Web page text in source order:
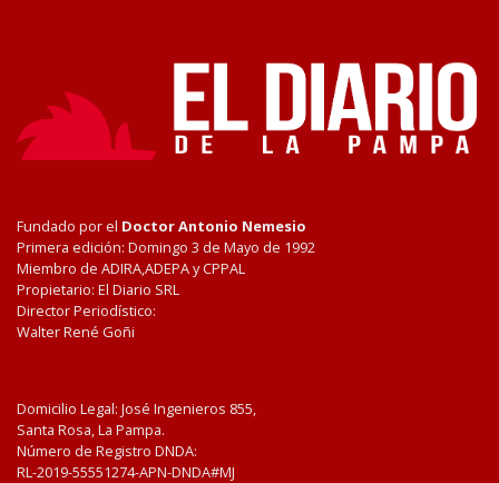
Fundado por el Doctor Antonio Nemesio
Primera edición: Domingo 3 de Mayo de 1992
Miembro de ADIRA,ADEPA y CPPAL
Propietario: El Diario SRL
Director Periodístico:
Walter René Goñi
Domicilio Legal: José Ingenieros 855,
Santa Rosa, La Pampa.
Número de Registro DNDA:
RL-2019-55551274-APN-DNDA#MJ